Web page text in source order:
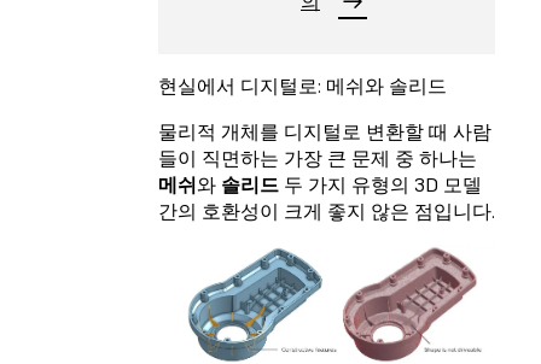
현실에서 디지털로: 메쉬와 솔리드
물리적 개체를 디지털로 변환할 때 사람
들이 직면하는 가장 큰 문제 중 하나는
메쉬와 솔리드 두 가지 유형의 3D 모델
간의 호환성이 크게 좋지 않은 점입니다.